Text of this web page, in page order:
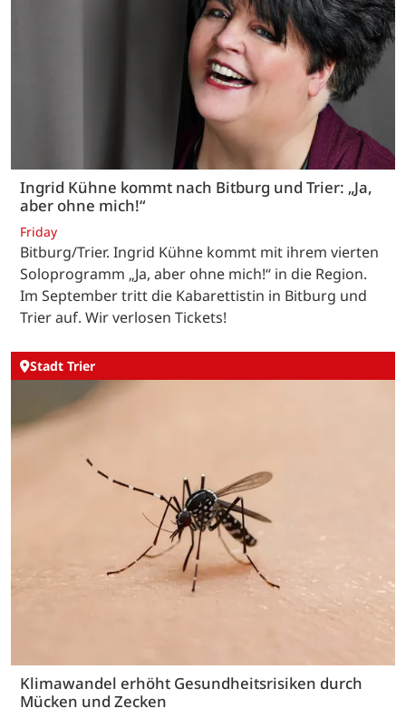
Ingrid Kühne kommt nach Bitburg und Trier: „Ja,
aber ohne mich!“
Friday
Bitburg/Trier. Ingrid Kühne kommt mit ihrem vierten
Soloprogramm „Ja, aber ohne mich!“ in die Region.
Im September tritt die Kabarettistin in Bitburg und
Trier auf. Wir verlosen Tickets!
Stadt Trier
Klimawandel erhöht Gesundheitsrisiken durch
Mücken und Zecken